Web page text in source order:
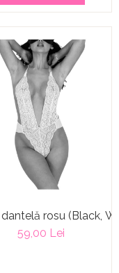
rosu (Black,
59,00 Lei